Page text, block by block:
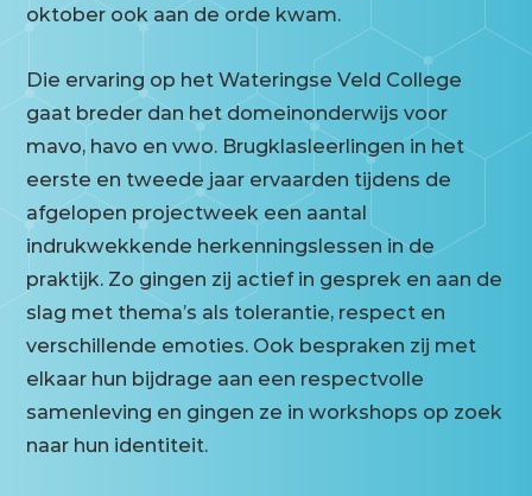
oktober ook aan de orde kwam.
Die ervaring op het Wateringse Veld College
gaat breder dan het domeinonderwijs voor
mavo, havo en vwo. Brugklasleerlingen in het
eerste en tweede jaar ervaarden tijdens de
afgelopen projectweek een aantal
indrukwekkende herkenningslessen in de
praktijk. Zo gingen zij actief in gesprek en aan de
slag met thema’s als tolerantie, respect en
verschillende emoties. Ook bespraken zij met
elkaar hun bijdrage aan een respectvolle
samenleving en gingen ze in workshops op zoek
naar hun identiteit.